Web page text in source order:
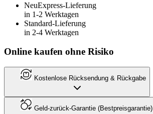
NeuExpress-Lieferung
in 1-2 Werktagen
Standard-Lieferung
in 2-4 Werktagen
Online kaufen ohne Risiko
Kostenlose Rücksendung & Rückgabe
Geld-zurück-Garantie (Bestpreisgarantie)